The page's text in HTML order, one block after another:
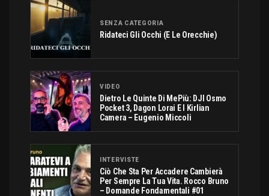
SENZA CATEGORIA
Ridateci Gli Occhi (e Le Orecchie)
VIDEO
Dietro Le Quinte Di MePiù: DJI Osmo
Pocket 3, Dagon Lorai E I Kirlian
Camera – Eugenio Miccoli
INTERVISTE
Ciò Che Sta Per Accadere Cambierà
Per Sempre La Tua Vita. Rocco Bruno
– Domande Fondamentali #01